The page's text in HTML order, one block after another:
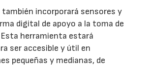
también incorporará sensores y
digital de apoyo a la toma de
herramienta estará
ser accesible y útil en
pequeñas y medianas, de